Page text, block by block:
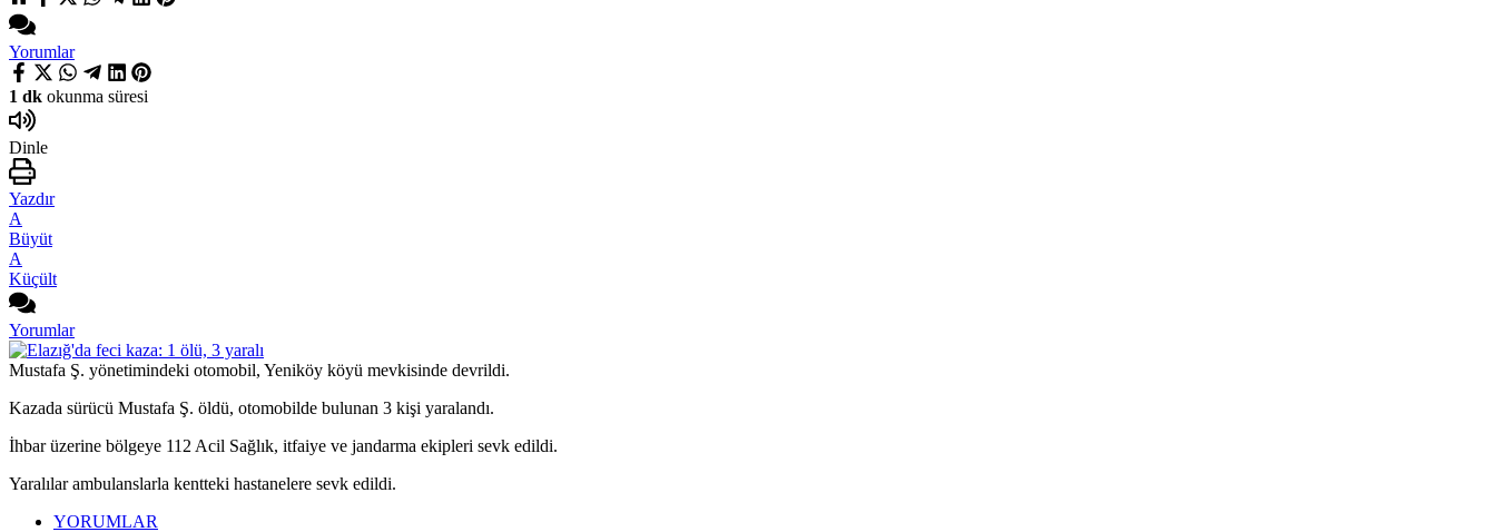
Yorumlar
1 dk okunma süresi
Dinle
Yazdır
A
Büyüt
A
Küçült
Yorumlar
Mustafa Ş. yönetimindeki otomobil, Yeniköy köyü mevkisinde devrildi.
Kazada sürücü Mustafa Ş. öldü, otomobilde bulunan 3 kişi yaralandı.
İhbar üzerine bölgeye 112 Acil Sağlık, itfaiye ve jandarma ekipleri sevk edildi.
Yaralılar ambulanslarla kentteki hastanelere sevk edildi.
YORUMLAR